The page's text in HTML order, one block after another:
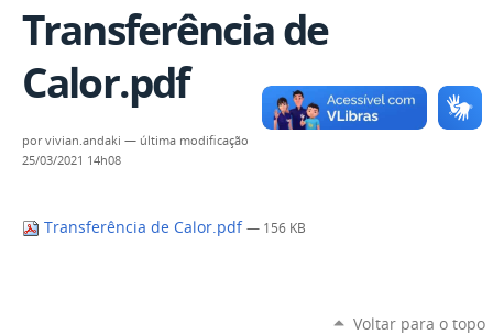
Transferência de
Calor.pdf
porvivian.andaki — última modificação
25/03/2021 14h08
Transferência de Calor.pdf — 156 KB
Voltar para o topo